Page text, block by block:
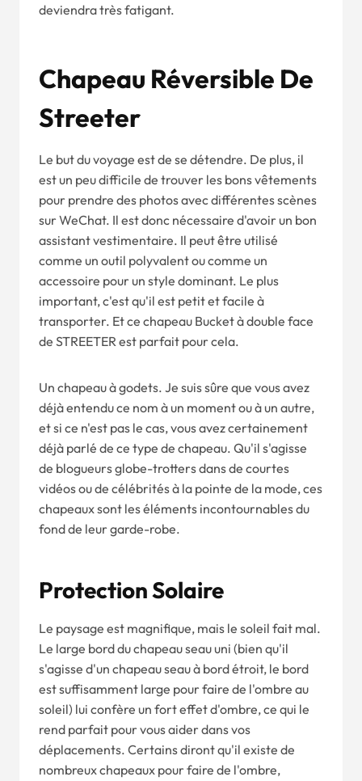
deviendra très fatigant.
Chapeau Réversible De
Streeter
Le but du voyage est de se détendre. De plus, il
est un peu difficile de trouver les bons vêtements
pour prendre des photos avec différentes scènes
sur WeChat. Il est donc nécessaire d'avoir un bon
assistant vestimentaire. Il peut être utilisé
comme un outil polyvalent ou comme un
accessoire pour un style dominant. Le plus
important, c'est qu'il est petit et facile à
transporter. Et ce chapeau Bucket à double face
de STREETER est parfait pour cela.
Un chapeau à godets. Je suis sûre que vous avez
déjà entendu ce nom à un moment ou à un autre,
et si ce n'est pas le cas, vous avez certainement
déjà parlé de ce type de chapeau. Qu'il s'agisse
de blogueurs globe-trotters dans de courtes
vidéos ou de célébrités à la pointe de la mode, ces
chapeaux sont les éléments incontournables du
fond de leur garde-robe.
Protection Solaire
Le paysage est magnifique, mais le soleil fait mal.
Le large bord du chapeau seau uni (bien qu'il
s'agisse d'un chapeau seau à bord étroit, le bord
est suffisamment large pour faire de l'ombre au
soleil) lui confère un fort effet d'ombre, ce qui le
rend parfait pour vous aider dans vos
déplacements. Certains diront qu'il existe de
nombreux chapeaux pour faire de l'ombre,